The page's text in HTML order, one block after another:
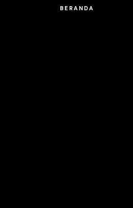
BERANDA